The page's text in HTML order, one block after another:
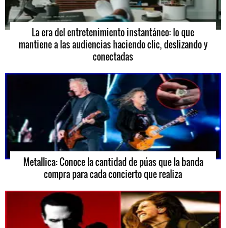
La era del entretenimiento instantáneo: lo que
mantiene a las audiencias haciendo clic, deslizando y
conectadas
Metallica: Conoce la cantidad de púas que la banda
compra para cada concierto que realiza